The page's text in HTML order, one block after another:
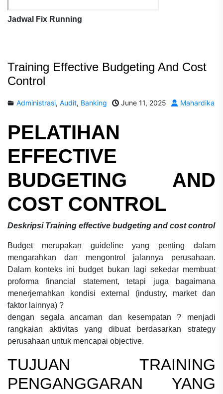
Jadwal Fix Running
Training Effective Budgeting And Cost
Control
Administrasi, Audit, Banking June 11, 2025 Mahardika
PELATIHAN
EFFECTIVE
BUDGETING AND
COST CONTROL
Deskripsi Training effective budgeting and cost control
Budget merupakan guideline yang penting dalam
mengarahkan dan mengontrol jalannya perusahaan.
Dalam konteks ini budget bukan lagi sekedar membuat
proforma financial statement, tetapi juga bagaimana
menerjemahkan kondisi external (industry, market dan
faktor lainnya) ?
dengan segala ancaman dan kesempatan ? menjadi
rangkaian aktivitas yang dibuat berdasarkan strategy
perusahaan untuk mencapai objective.
TUJUAN TRAINING
PENGANGGARAN YANG